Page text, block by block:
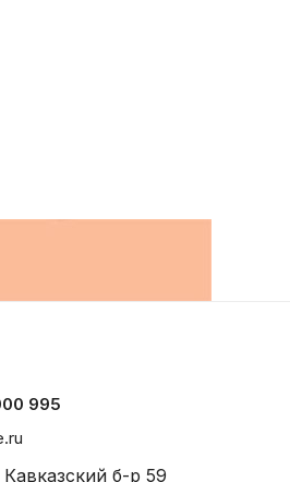
995
б-р 59